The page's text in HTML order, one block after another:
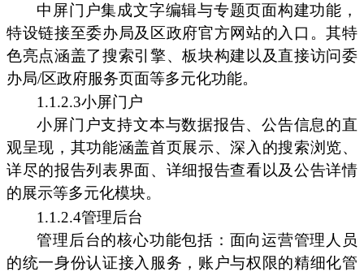
中屏门户集成文字编辑与专题页面构建功能，
特设链接至委办局及区政府官方网站的入口。其特
色亮点涵盖了搜索引擎、板块构建以及直接访问委
办局/区政府服务页面等多元化功能。
1.1.2.3小屏门户
小屏门户支持文本与数据报告、公告信息的直
观呈现，其功能涵盖首页展示、深入的搜索浏览、
详尽的报告列表界面、详细报告查看以及公告详情
的展示等多元化模块。
1.1.2.4管理后台
管理后台的核心功能包括：面向运营管理人员
的统一身份认证接入服务，账户与权限的精细化管